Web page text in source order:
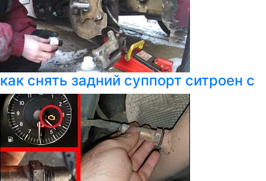
как снять задний суппорт ситроен с